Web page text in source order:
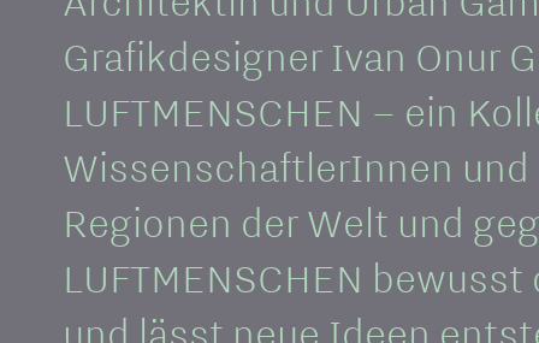
Grafikdesigner Ivan Onur
LUFTMENSCHEN – ein
WissenschaftlerInnen
Regionen der Welt und
LUFTMENSCHEN
und lässt neue Ideen